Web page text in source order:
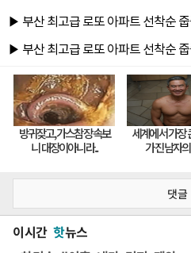
댓글
이시간 핫뉴스